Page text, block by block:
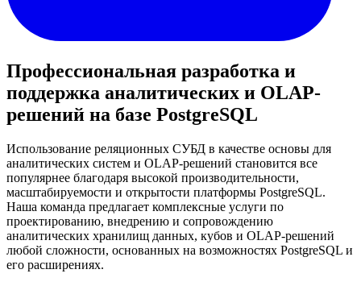
Профессиональная разработка и
поддержка аналитических и OLAP-
решений на базе PostgreSQL
Использование реляционных СУБД в качестве основы для
аналитических систем и OLAP-решений становится все
популярнее благодаря высокой производительности,
масштабируемости и открытости платформы PostgreSQL.
Наша команда предлагает комплексные услуги по
проектированию, внедрению и сопровождению
аналитических хранилищ данных, кубов и OLAP-решений
любой сложности, основанных на возможностях PostgreSQL и
его расширениях.